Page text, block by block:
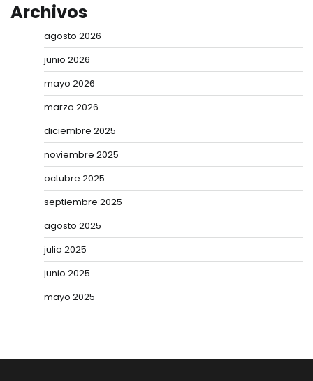
Archivos
agosto 2026
junio 2026
mayo 2026
marzo 2026
diciembre 2025
noviembre 2025
octubre 2025
septiembre 2025
agosto 2025
julio 2025
junio 2025
mayo 2025